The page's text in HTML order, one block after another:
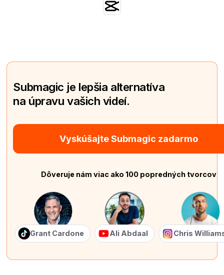
Submagic je lepšia alternatíva
na úpravu vašich videí.
Vyskúšajte Submagic zadarmo
Dôveruje nám viac ako 100 popredných tvorcov
Grant Cardone Ali Abdaal Chris